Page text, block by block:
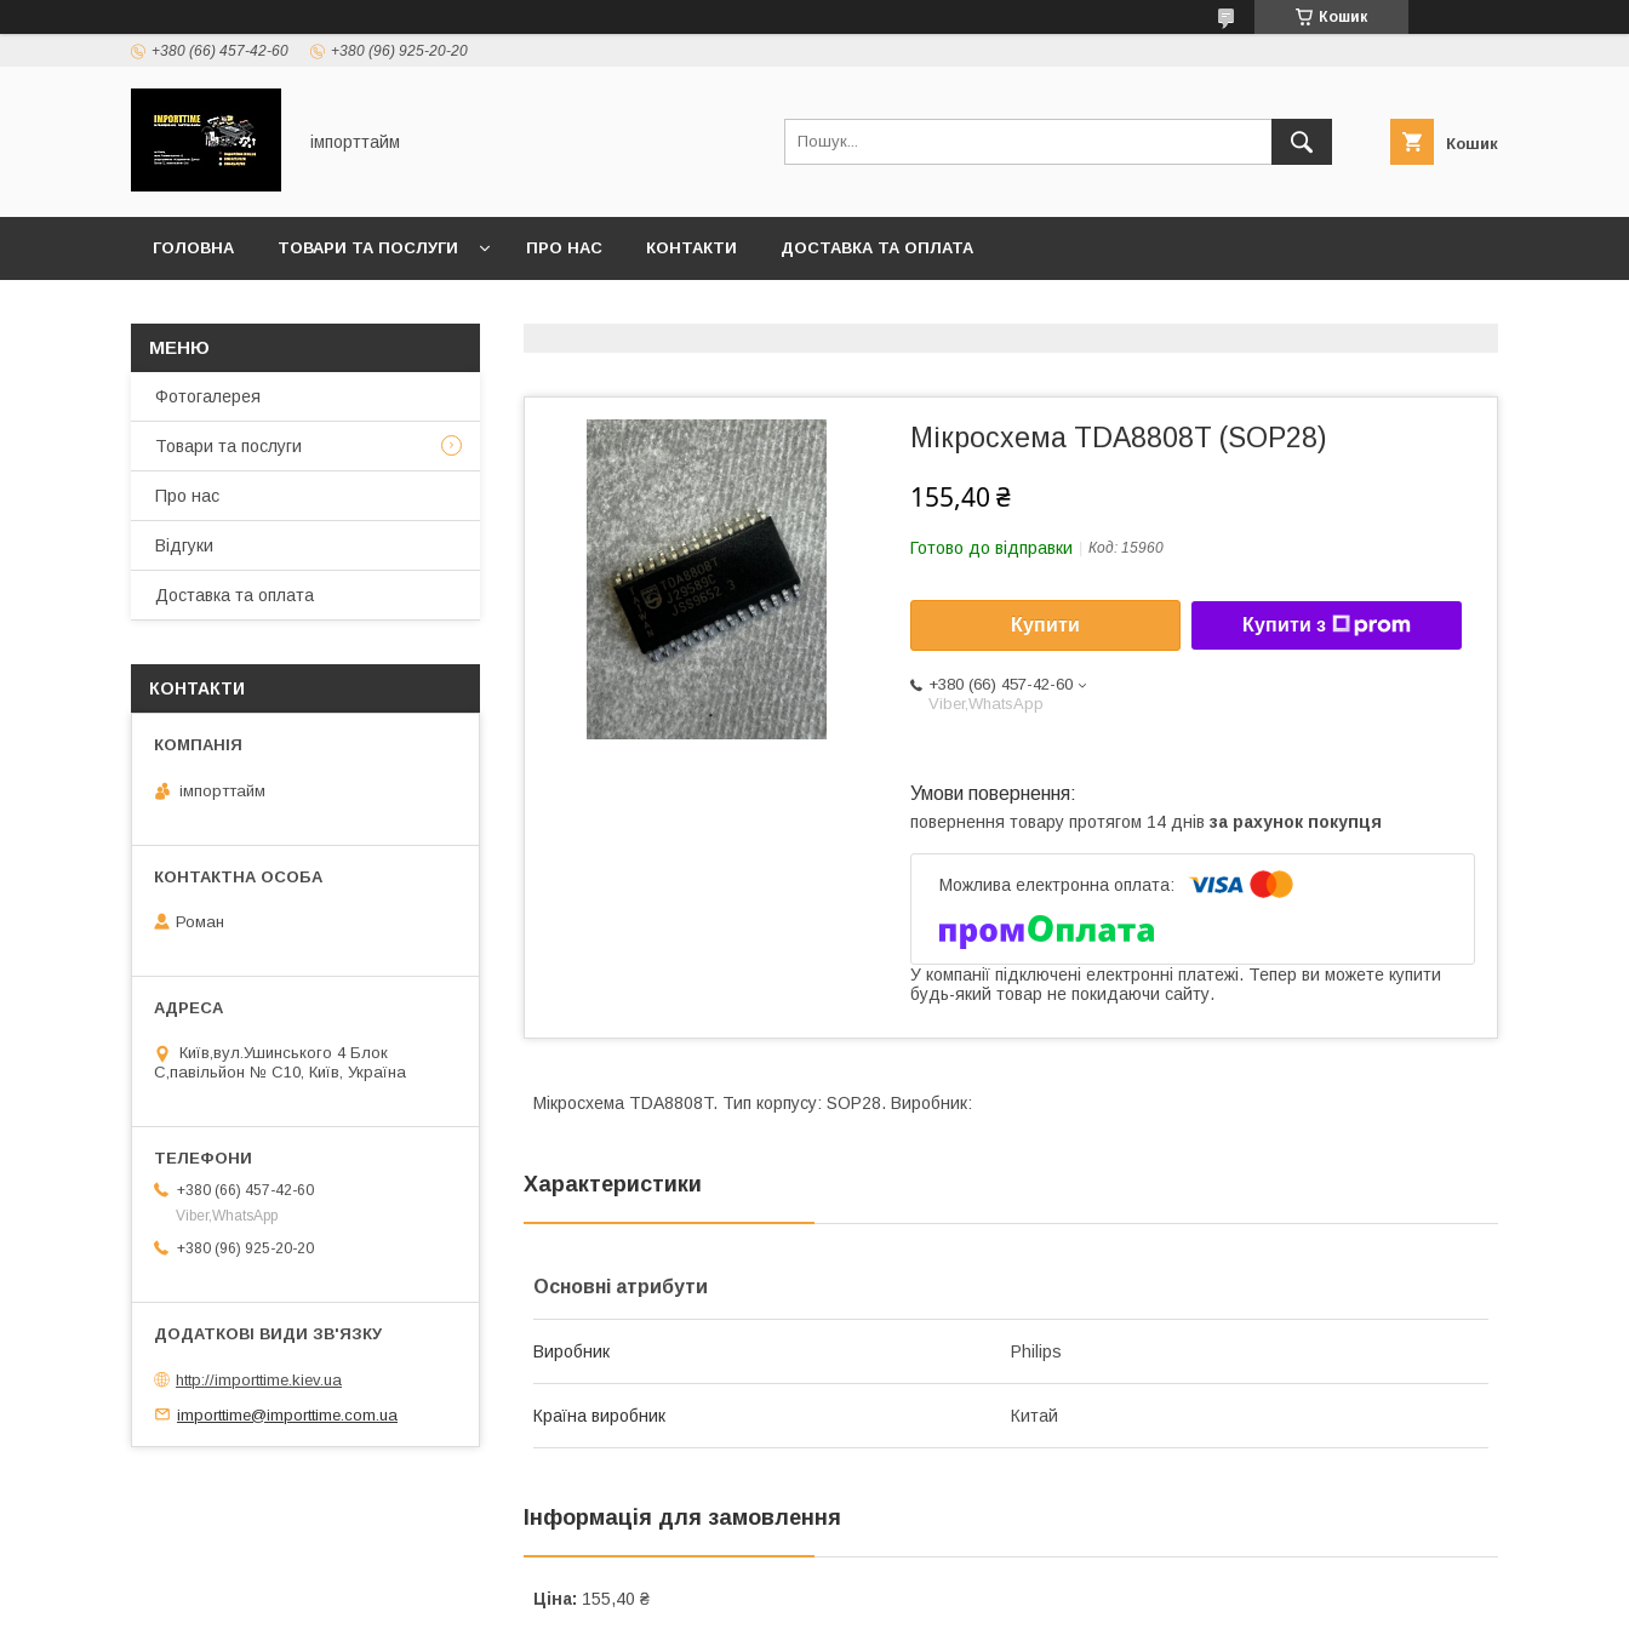
Кошик
+380 (66) 457-42-60 +380 (96) 925-20-20
імпорттайм Кошик
ГОЛОВНА ТОВАРИ ТА ПОСЛУГИ ПРО НАС КОНТАКТИ ДОСТАВКА ТА ОПЛАТА
Мікросхема TDA8808T (SOP28)
155,40 ₴
Готово до відправки Код: 15960
Купити Купити з
+380 (66) 457-42-60
Viber,WhatsApp
повернення товару протягом 14 днів за рахунок покупця
У компанії підключені електронні платежі. Тепер ви можете купити
будь-який товар не покидаючи сайту.
Мікросхема TDA8808T. Тип корпусу: SOP28. Виробник:
Характеристики
Основні атрибути
Виробник Philips
Країна виробник Китай
Інформація для замовлення
Ціна: 155,40 ₴
Фотогалерея
Товари та послуги
Про нас
Відгуки
Доставка та оплата
КОНТАКТИ
імпорттайм
Роман
Київ,вул.Ушинського 4 Блок
С,павільйон № С10, Київ, Україна
+380 (66) 457-42-60
Viber,WhatsApp
+380 (96) 925-20-20
http://importtime.kiev.ua
importtime@importtime.com.ua